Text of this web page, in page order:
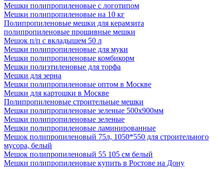
Мешки полипропиленовые с логотипом
Мешки полипропиленовые на 10 кг
Полипропиленовые мешки для керамзита
полипропиленовые прошивные мешки
Мешок п/п с вкладышем 50 л
Мешки полипропиленовые для муки
Мешки полипропиленовые комбикорм
Мешки полиэтиленовые для торфа
Мешки для зерна
Мешки полипропиленовые оптом в Москве
Мешки для картошки в Москве
Полипропиленовые строительные мешки
Мешки полипропиленовые зеленые 500х900мм
Мешки полипропиленовые зеленые
Мешки полипропиленовые ламинированные
Мешок полипропиленовый 75л, 1050*550 для строительного
мусора, белый
Мешок полипропиленовый 55 105 см белый
Мешки полипропиленовые купить в Ростове на Дону